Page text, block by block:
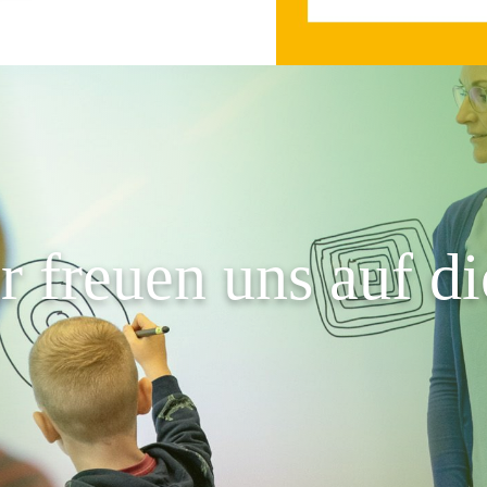
freuen uns auf